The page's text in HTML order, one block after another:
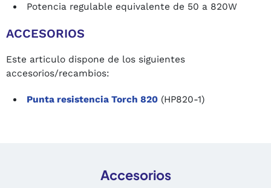
Potencia regulable equivalente de 50 a 820W
ACCESORIOS
Este articulo dispone de los siguientes
accesorios/recambios:
Punta resistencia Torch 820(HP820-1)
Accesorios